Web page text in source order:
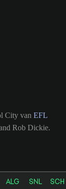
City van EFL
Rob Dickie.
ALG SNL SCH